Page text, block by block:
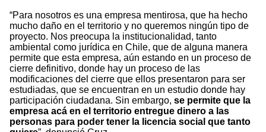
“Para nosotros es una empresa mentirosa, que ha hecho
mucho daño en el territorio y no queremos ningún tipo de
proyecto. Nos preocupa la institucionalidad, tanto
ambiental como jurídica en Chile, que de alguna manera
permite que esta empresa, aún estando en un proceso de
cierre definitivo, donde hay un proceso de las
modificaciones del cierre que ellos presentaron para ser
estudiadas, que se encuentran en un estudio donde hay
participación ciudadana. Sin embargo, se permite que la
empresa acá en el territorio entregue dinero a las
personas para poder tener la licencia social que tanto